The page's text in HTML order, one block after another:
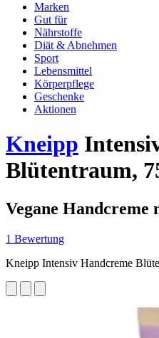
Marken
Gut für
Nährstoffe
Diät & Abnehmen
Sport
Lebensmittel
Körperpflege
Geschenke
Aktionen
Kneipp
Blütentraum,
Vegane
1 Bewertung
Kneipp Intensiv Handcreme